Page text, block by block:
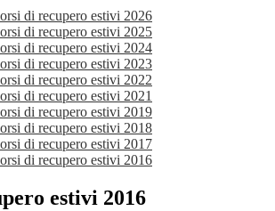
di recupero estivi 2026
di recupero estivi 2025
di recupero estivi 2024
di recupero estivi 2023
di recupero estivi 2022
di recupero estivi 2021
di recupero estivi 2019
di recupero estivi 2018
di recupero estivi 2017
di recupero estivi 2016
estivi 2016